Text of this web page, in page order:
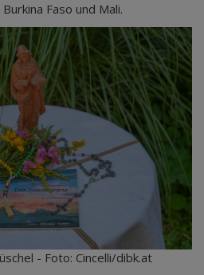
Faso und Mali.
- Foto: Cincelli/dibk.at